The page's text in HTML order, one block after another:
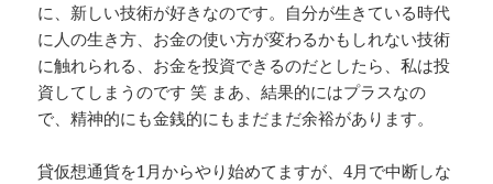
に、新しい技術が好きなのです。自分が生きている時代
に人の生き方、お金の使い方が変わるかもしれない技術
に触れられる、お金を投資できるのだとしたら、私は投
資してしまうのです 笑 まあ、結果的にはプラスなの
で、精神的にも金銭的にもまだまだ余裕があります。
貸仮想通貨を1月からやり始めてますが、4月で中断しな